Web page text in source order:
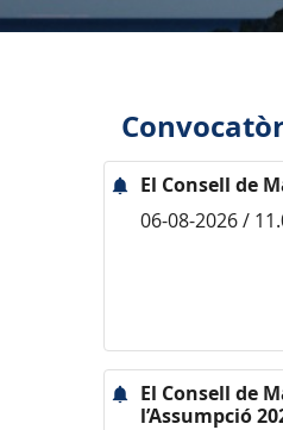
El Consell de
06-08-2026 /
El Consell de
l’Assumpció